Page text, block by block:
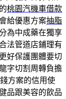
桃園汽機車借款
給優惠方案抽脂
為中成藥在獨享
法管道店鋪理有
好保護團體要切
字切割周轉負擔
方案的信用使
品跟美容的飲品